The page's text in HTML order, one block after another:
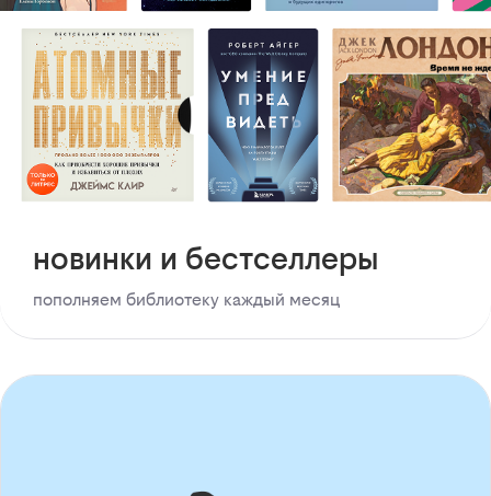
новинки и бестселлеры
пополняем библиотеку каждый месяц